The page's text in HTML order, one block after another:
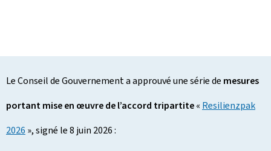
Le Conseil de Gouvernement a approuvé une série de mesures
portant mise en œuvre de l’accord tripartite« Resilienzpak
2026 », signé le 8 juin 2026 :